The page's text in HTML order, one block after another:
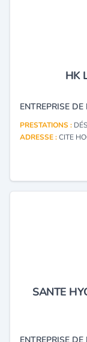
HK
PRESTATIONS :
ADRESSE :CITE
SANTE